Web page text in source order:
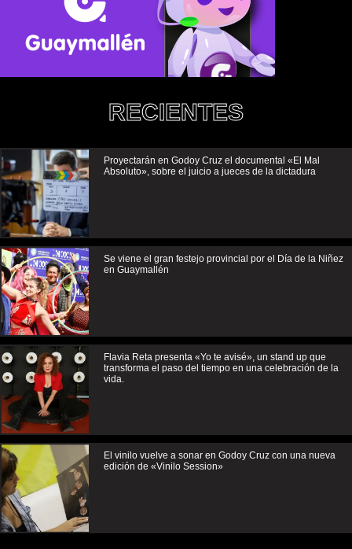
RECIENTES
Proyectarán en Godoy Cruz el documental «El Mal
Absoluto», sobre el juicio a jueces de la dictadura
Se viene el gran festejo provincial por el Día de la Niñez
en Guaymallén
Flavia Reta presenta «Yo te avisé», un stand up que
transforma el paso del tiempo en una celebración de la
vida.
El vinilo vuelve a sonar en Godoy Cruz con una nueva
edición de «Vinilo Session»